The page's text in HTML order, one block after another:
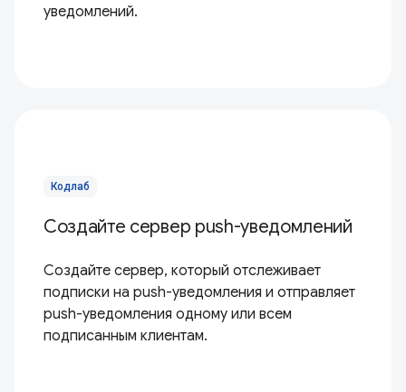
уведомлений.
Кодлаб
Создайте сервер push-уведомлений
Создайте сервер, который отслеживает
подписки на push-уведомления и отправляет
push-уведомления одному или всем
подписанным клиентам.